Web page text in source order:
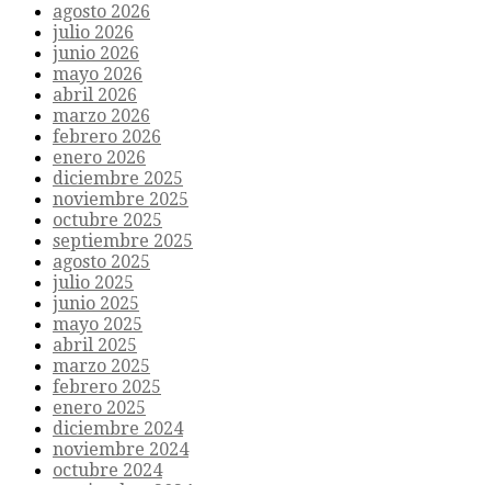
agosto 2026
julio 2026
junio 2026
mayo 2026
abril 2026
marzo 2026
febrero 2026
enero 2026
diciembre 2025
noviembre 2025
octubre 2025
septiembre 2025
agosto 2025
julio 2025
junio 2025
mayo 2025
abril 2025
marzo 2025
febrero 2025
enero 2025
diciembre 2024
noviembre 2024
octubre 2024